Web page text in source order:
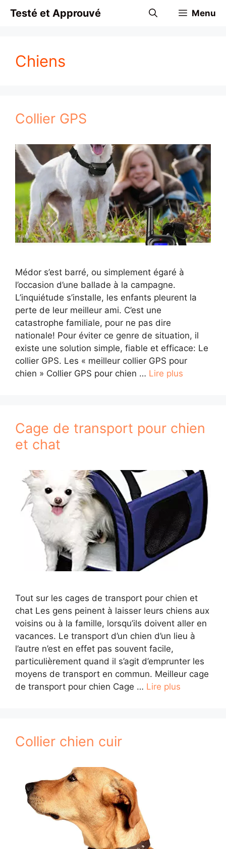
Testé et Approuvé Menu
Chiens
Collier GPS
Médor s’est barré, ou simplement égaré à
l’occasion d’une ballade à la campagne.
L’inquiétude s’installe, les enfants pleurent la
perte de leur meilleur ami. C’est une
catastrophe familiale, pour ne pas dire
nationale! Pour éviter ce genre de situation, il
existe une solution simple, fiable et efficace: Le
collier GPS. Les « meilleur collier GPS pour
chien » Collier GPS pour chien … Lire plus
Cage de transport pour chien
et chat
Tout sur les cages de transport pour chien et
chat Les gens peinent à laisser leurs chiens aux
voisins ou à la famille, lorsqu’ils doivent aller en
vacances. Le transport d’un chien d’un lieu à
l’autre n’est en effet pas souvent facile,
particulièrement quand il s’agit d’emprunter les
moyens de transport en commun. Meilleur cage
de transport pour chien Cage … Lire plus
Collier chien cuir